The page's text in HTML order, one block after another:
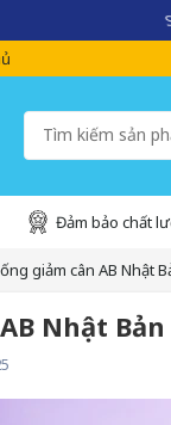
Đảm bảo chất
giảm cân AB Nhật
Nhật